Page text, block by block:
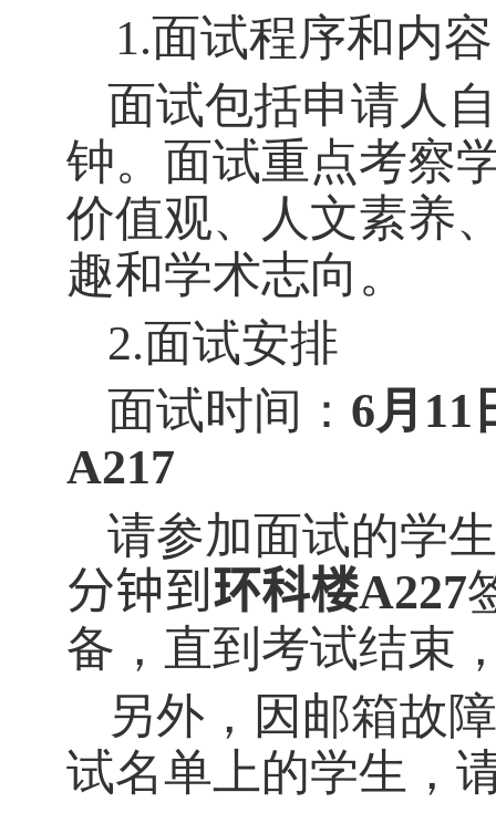
1.面试程序和内容
面试包括申请人
钟。面试重点考察
价值观、人文素养
趣和学术志向。
2.面试安排
面试时间： 6月 11
A217
请参加面试的学
分钟到 环科楼A227
备，直到考试结束
另外，因邮箱故
试名单上的学生，